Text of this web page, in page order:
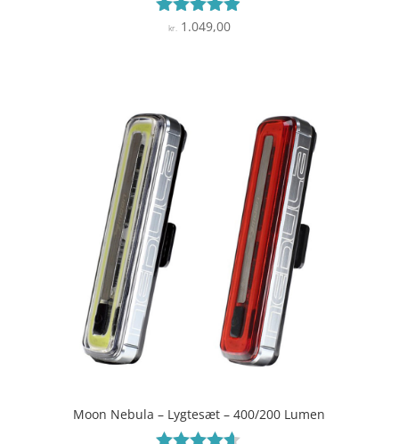
Vurderet
kr.1.049,00
Moon Nebula – Lygtesæt – 400/200 Lumen